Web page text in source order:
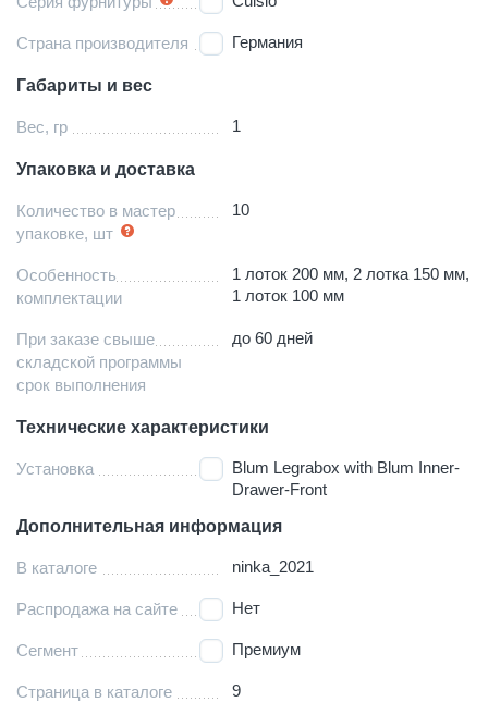
Страна производителя Германия
Габариты и вес
Вес, гр 1
Упаковка и доставка
Количество в мастер
упаковке, шт
10
Особенность
комплектации
1 лоток 200 мм, 2 лотка 150 мм,
1 лоток 100 мм
При заказе свыше
складской программы
срок выполнения
до 60 дней
Технические характеристики
Установка
Blum Legrabox with Blum Inner-
Drawer-Front
Дополнительная информация
В каталоге ninka_2021
Распродажа на сайте Нет
Сегмент Премиум
Страница в каталоге 9